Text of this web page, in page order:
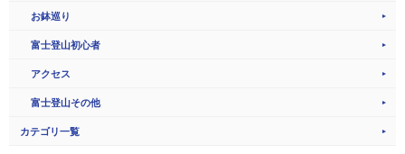
お鉢巡り
富士登山初心者
アクセス
富士登山その他
カテゴリ一覧